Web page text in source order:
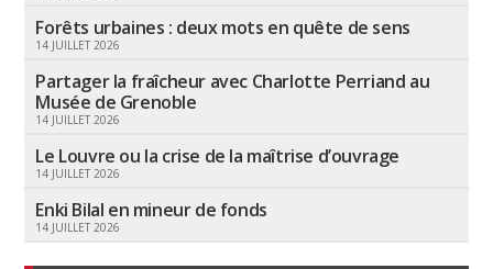
Forêts urbaines : deux mots en quête de sens
14 JUILLET 2026
Partager la fraîcheur avec Charlotte Perriand au
Musée de Grenoble
14 JUILLET 2026
Le Louvre ou la crise de la maîtrise d’ouvrage
14 JUILLET 2026
Enki Bilal en mineur de fonds
14 JUILLET 2026